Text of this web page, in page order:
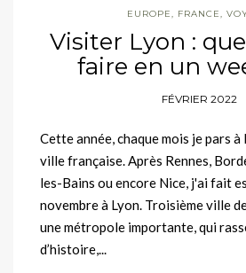
EUROPE, FRANCE,
Visiter Lyon :
faire en un
FÉVRIER 2022
Cette année, chaque mois je pars à
ville française. Après Rennes,
les-Bains ou encore Nice, j'ai fait
novembre à Lyon. Troisième ville
une métropole importante, qui
d’histoire,...